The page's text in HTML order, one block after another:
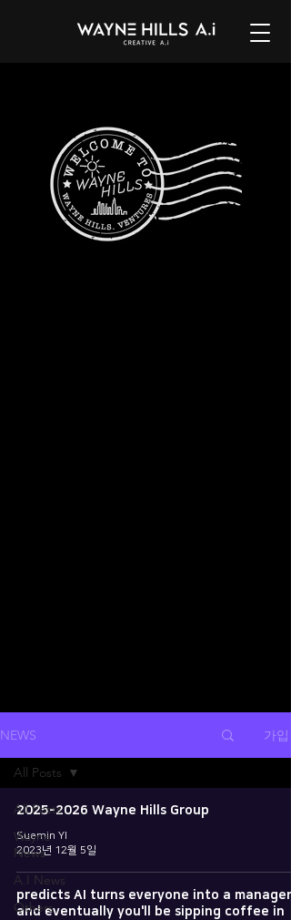
NEWS 가입
All Posts
Wayne
News
A.I News
Others
All Posts
2025-2026 Wayne Hills Group
Suemin YI
2023년 12월 5일
predicts AI turns everyone into a manager,
and eventually you'll be sipping coffee in